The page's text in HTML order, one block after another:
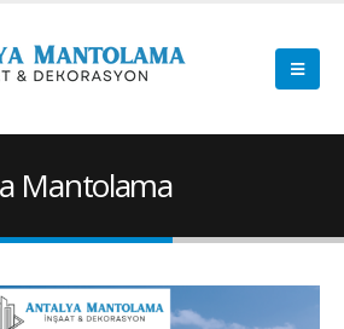
Mantolama